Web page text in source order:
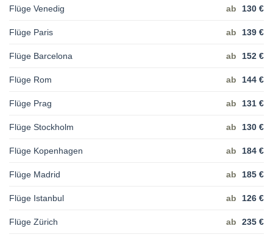
Flüge Venedig ab 130 €
Flüge Paris ab 139 €
Flüge Barcelona ab 152 €
Flüge Rom ab 144 €
Flüge Prag ab 131 €
Flüge Stockholm ab 130 €
Flüge Kopenhagen ab 184 €
Flüge Madrid ab 185 €
Flüge Istanbul ab 126 €
Flüge Zürich ab 235 €